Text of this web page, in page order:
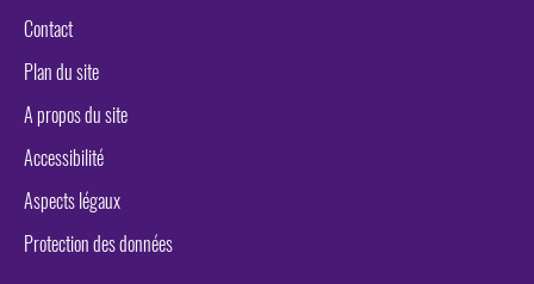
Contact
Plan du site
A propos du site
Accessibilité
Aspects légaux
Protection des données